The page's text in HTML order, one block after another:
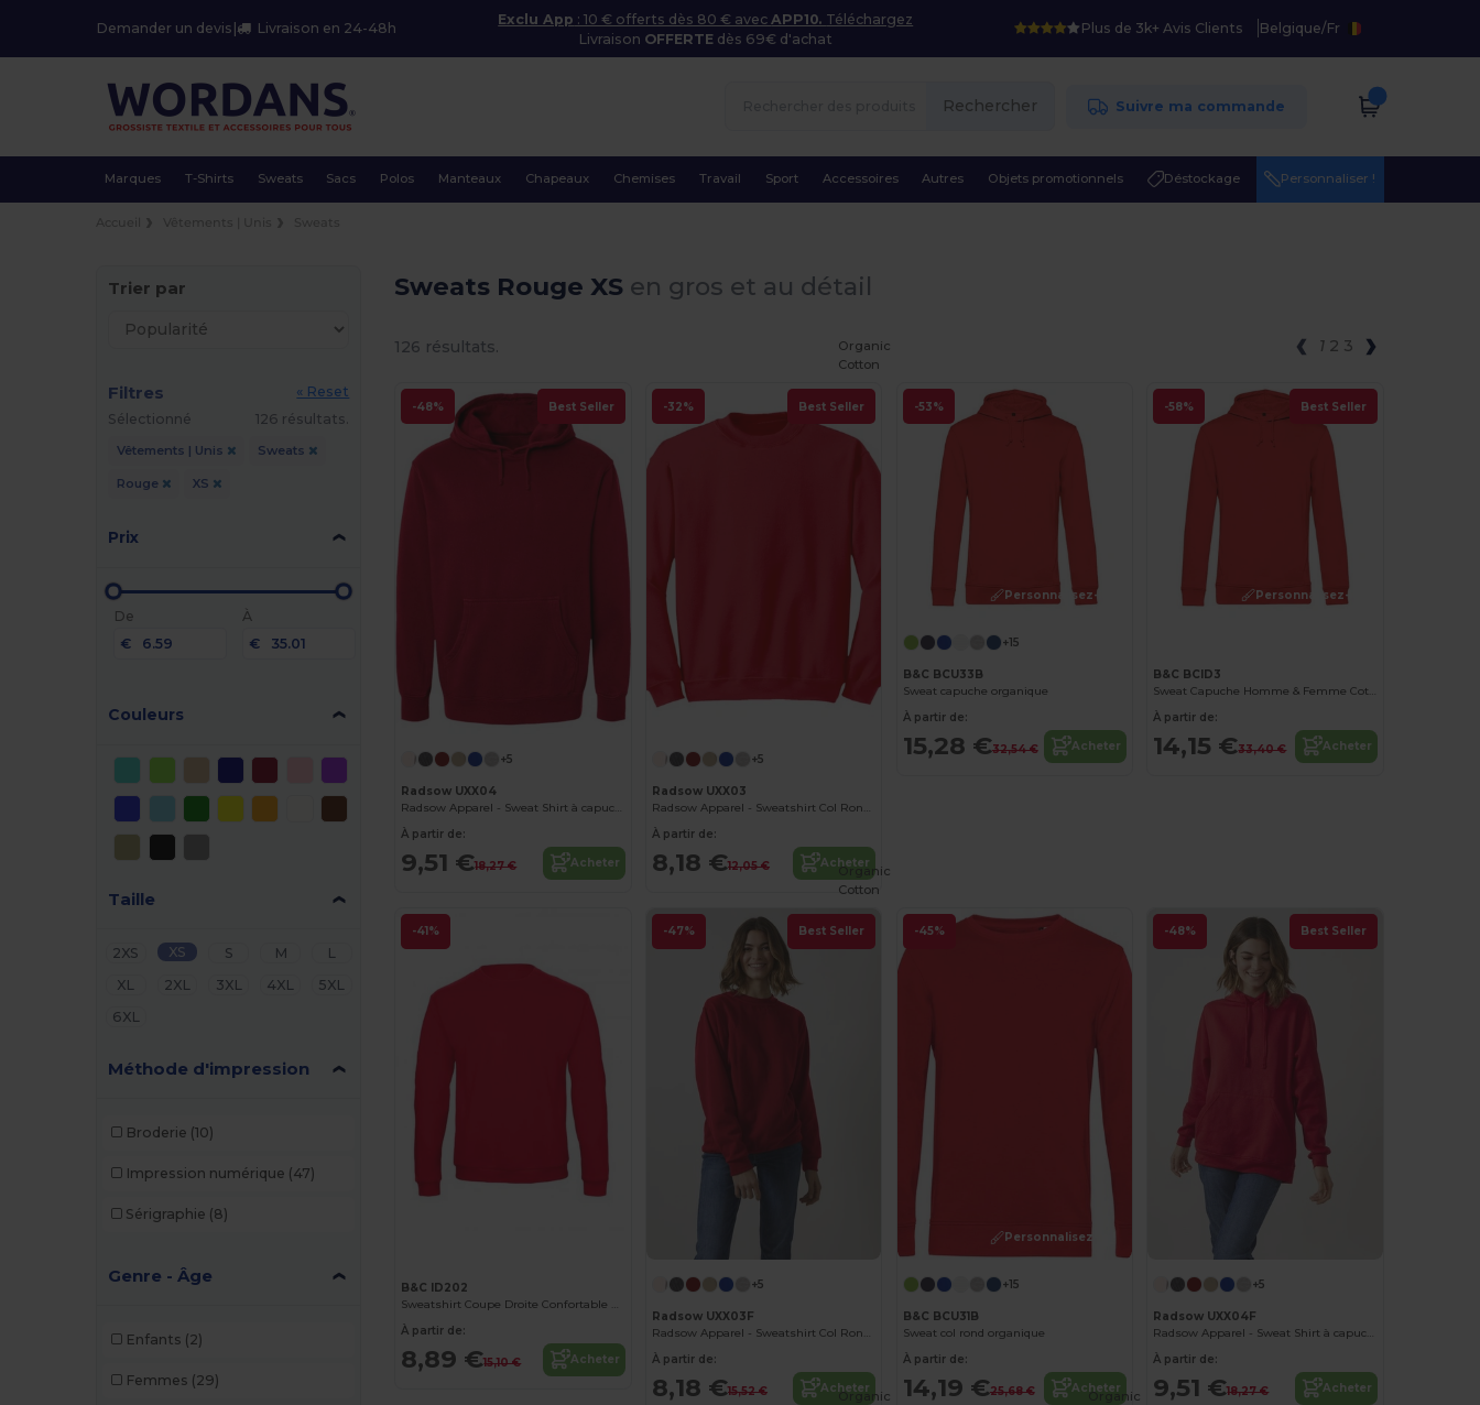
Demander un devis Livraison en 24-48h
Exclu App : 10 € offerts dès 80 € avecAPP10. Téléchargez
Livraison OFFERTE dès 69€ d'achat
Plus de 3k+ Avis Clients Belgique/Fr
Rechercher Suivre ma commande
Marques T-Shirts Sweats Sacs Polos Manteaux Chapeaux Chemises Travail Sport Accessoires Autres Objets promotionnels Déstockage Personnaliser !
Trier par
Filtres
« Reset
Sélectionné
126 résultats.
Vêtements | Unis Sweats
Rouge XS
Prix
De
€
À
€
Couleurs
Taille
2XS XS S M
L
XL
2XL 3XL 4XL
5XL
6XL
Méthode d'impression
Broderie (10)
Impression numérique (47)
Sérigraphie (8)
Genre - Âge
Enfants (2)
Femmes (29)
Sweats Rouge XS en gros et au détail
126 résultats. 1 2 3
-48% Best Seller
+5
Radsow UXX04
Radsow Apparel - Sweat Shirt à capuche London pour hommes
À partir de:
9,51 €18,27 € Acheter
-32% Best Seller
+5
Radsow UXX03
Radsow Apparel - Sweatshirt Col Rond Paris pour hommes
À partir de:
8,18 €12,05 € Acheter
-53%
Organic
Cotton
Personnalisez-le !
+15
B&C BCU33B
Sweat capuche organique
À partir de:
15,28 €32,54 € Acheter
-58% Best Seller
Personnalisez-le !
B&C BCID3
Sweat Capuche Homme & Femme Coton
À partir de:
14,15 €33,40 € Acheter
-41%
B&C ID202
Sweatshirt Coupe Droite Confortable et Élégant
À partir de:
8,89 €15,10 € Acheter
-47% Best Seller
+5
Radsow UXX03F
Radsow Apparel - Sweatshirt Col Rond Paris pour femmes
À partir de:
8,18 €15,52 € Acheter
-45%
Organic
Cotton
Personnalisez-le !
+15
B&C BCU31B
Sweat col rond organique
À partir de:
14,19 €25,68 € Acheter
-48% Best Seller
+5
Radsow UXX04F
Radsow Apparel - Sweat Shirt à capuche London pour femmes
À partir de:
9,51 €18,27 € Acheter
Organic
Organic